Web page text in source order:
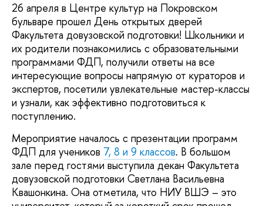
26 апреля в Центре культур на Покровском
бульваре прошел День открытых дверей
Факультета довузовской подготовки! Школьники и
их родители познакомились с образовательными
программами ФДП, получили ответы на все
интересующие вопросы напрямую от кураторов и
экспертов, посетили увлекательные мастер-классы
и узнали, как эффективно подготовиться к
поступлению.
Мероприятие началось с презентации программ
ФДП для учеников 7, 8 и 9 классов. В большом
зале перед гостями выступила декан Факультета
довузовской подготовки Светлана Васильевна
Квашонкина. Она отметила, что НИУ ВШЭ – это